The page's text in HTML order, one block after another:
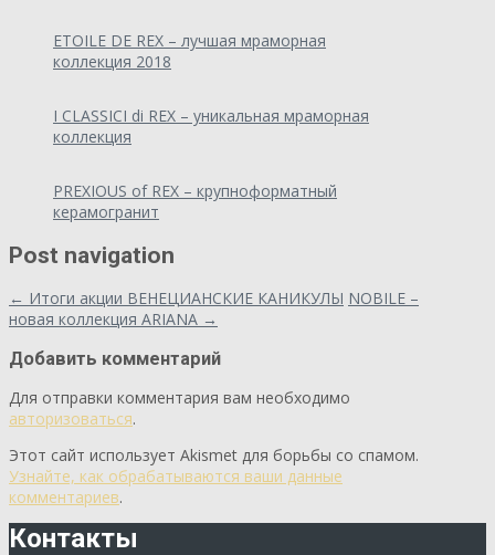
ETOILE DE REX – лучшая мраморная
коллекция 2018
I CLASSICI di REX – уникальная мраморная
коллекция
PREXIOUS of REX – крупноформатный
керамогранит
Post navigation
← Итоги акции ВЕНЕЦИАНСКИЕ КАНИКУЛЫ NOBILE –
новая коллекция ARIANA →
Добавить комментарий
Для отправки комментария вам необходимо
авторизоваться.
Этот сайт использует Akismet для борьбы со спамом.
Узнайте, как обрабатываются ваши данные
комментариев.
Контакты